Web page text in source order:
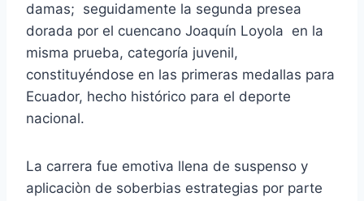
damas; seguidamente la segunda presea
dorada por el cuencano Joaquín Loyola en la
misma prueba, categoría juvenil,
constituyéndose en las primeras medallas para
Ecuador, hecho histórico para el deporte
nacional.
La carrera fue emotiva llena de suspenso y
aplicaciòn de soberbias estrategias por parte